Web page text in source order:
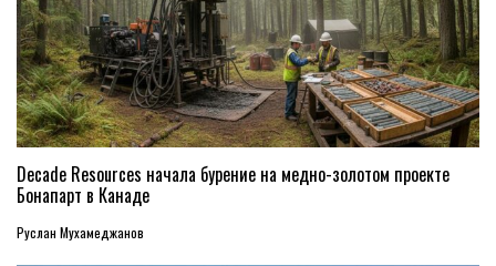
Decade Resources начала бурение на медно-золотом проекте
Бонапарт в Канаде
Руслан Мухамеджанов